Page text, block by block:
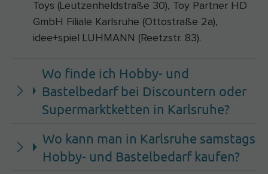
Toys (Leutzenheldstraße 30), Toy Partner HD
GmbH Filiale Karlsruhe (Ottostraße 2a),
idee+spiel LUHMANN (Reetzstr. 83).
Wo finde ich Hobby- und
Bastelbedarf bei Discountern oder
Supermarktketten in Karlsruhe?
Wo kann man in Karlsruhe samstags
Hobby- und Bastelbedarf kaufen?